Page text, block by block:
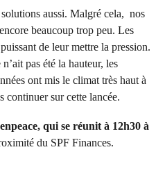
aussi. Malgré cela, nos
beaucoup trop peu. Les
de leur mettre la pression.
pas été la hauteur, les
ont mis le climat très haut à
continuer sur cette lancée.
qui se réunit à 12h30 à
du SPF Finances.